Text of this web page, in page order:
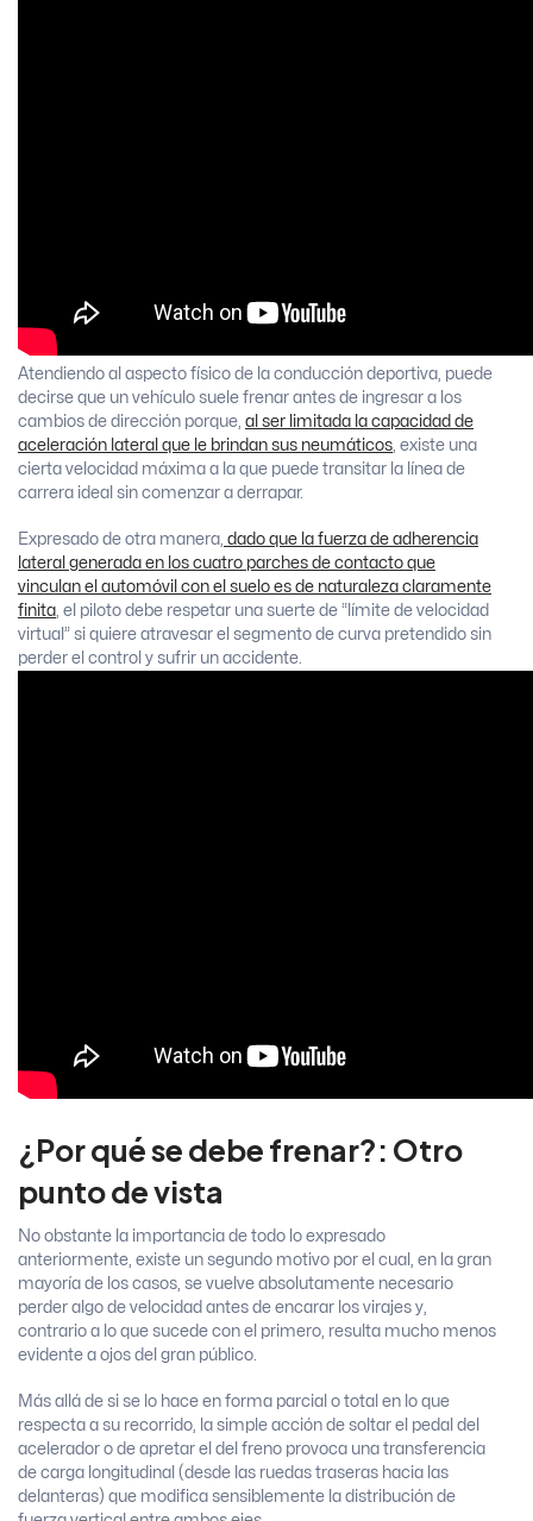
Atendiendo al aspecto físico de la conducción deportiva, puede
decirse que un vehículo suele frenar antes de ingresar a los
cambios de dirección porque, al ser limitada la capacidad de
aceleración lateral que le brindan sus neumáticos , existe una
cierta velocidad máxima a la que puede transitar la línea de
carrera ideal sin comenzar a derrapar.
Expresado de otra manera, dado que la fuerza de adherencia
lateral generada en los cuatro parches de contacto que
vinculan el automóvil con el suelo es de naturaleza claramente
finita , el piloto debe respetar una suerte de “límite de velocidad
virtual” si quiere atravesar el segmento de curva pretendido sin
perder el control y sufrir un accidente.
¿Por qué se debe frenar?: Otro
punto de vista
No obstante la importancia de todo lo expresado
anteriormente, existe un segundo motivo por el cual, en la gran
mayoría de los casos, se vuelve absolutamente necesario
perder algo de velocidad antes de encarar los virajes y,
contrario a lo que sucede con el primero, resulta mucho menos
evidente a ojos del gran público.
Más allá de si se lo hace en forma parcial o total en lo que
respecta a su recorrido, la simple acción de soltar el pedal del
acelerador o de apretar el del freno provoca una transferencia
de carga longitudinal (desde las ruedas traseras hacia las
delanteras) que modifica sensiblemente la distribución de